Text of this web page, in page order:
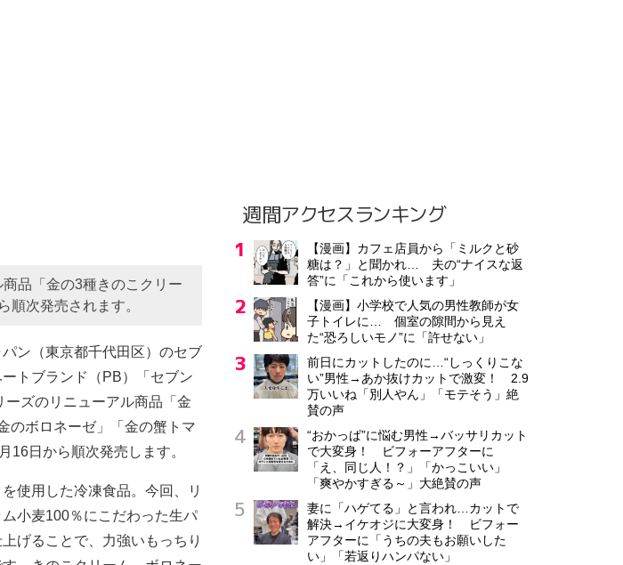
品「金の3種きのこクリー
順次発売されます。
ン（東京都千代田区）のセブ
トブランド（PB）「セブン
ズのリニューアル商品「金
のボロネーゼ」「金の蟹トマ
16日から順次発売します。
使用した冷凍食品。今回、リ
小麦100％にこだわった生パ
げることで、力強いもっちり
週間アクセスランキング
【漫画】カフェ店員から「ミルクと砂
糖は？」と聞かれ… 夫の“ナイスな返
答”に「これから使います」
【漫画】小学校で人気の男性教師が女
子トイレに… 個室の隙間から見え
た“恐ろしいモノ”に「許せない」
前日にカットしたのに…“しっくりこな
い”男性→あか抜けカットで激変！ 2.9
万いいね「別人やん」「モテそう」絶
賛の声
“おかっぱ”に悩む男性→バッサリカット
で大変身！ ビフォーアフターに
「え、同じ人！？」「かっこいい」
「爽やかすぎる～」大絶賛の声
妻に「ハゲてる」と言われ…カットで
解決→イケオジに大変身！ ビフォー
アフターに「うちの夫もお願いした
い」「若返りハンパない」